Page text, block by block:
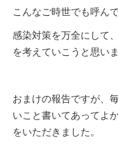
こんなご時世でも呼ん
感染対策を万全にして
を考えていこうと思いま
おまけの報告ですが、
いこと書いてあってよ
をいただきました。